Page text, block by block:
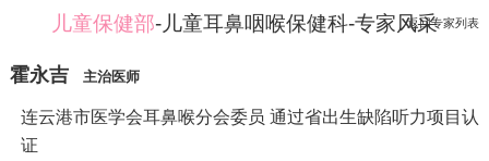
儿童保健部-儿童耳鼻咽喉保健科-专家风采返回专家列表
霍永吉 主治医师
连云港市医学会耳鼻喉分会委员 通过省出生缺陷听力项目认
证